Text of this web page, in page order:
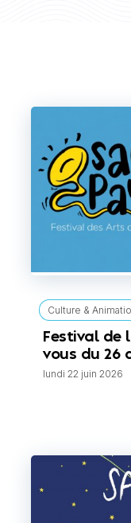
Culture &
Festival de
vous du 26
lundi 22 juin 2026